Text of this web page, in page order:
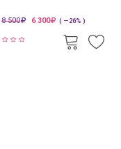
8 500 6 300 ( —26% )